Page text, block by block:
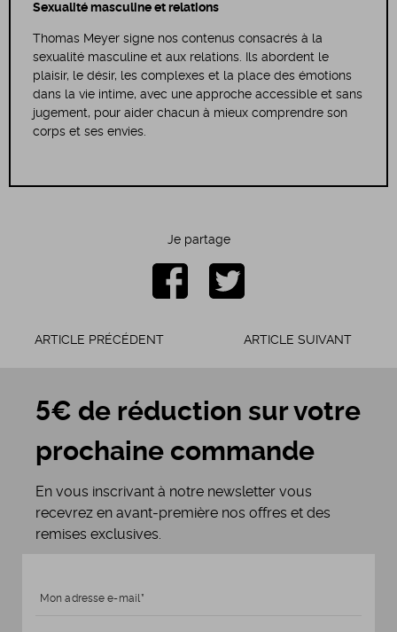
Sexualité masculine et relations
Thomas Meyer signe nos contenus consacrés à la
sexualité masculine et aux relations. Ils abordent le
plaisir, le désir, les complexes et la place des émotions
dans la vie intime, avec une approche accessible et sans
jugement, pour aider chacun à mieux comprendre son
corps et ses envies.
Je partage
ARTICLE PRÉCÉDENT ARTICLE SUIVANT
5€ de réduction sur votre
prochaine commande
En vous inscrivant à notre newsletter vous
recevrez en avant-première nos offres et des
remises exclusives.
Mon adresse e-mail